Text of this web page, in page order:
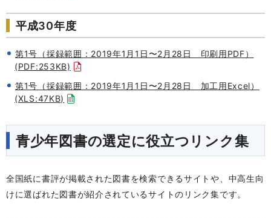
平成30年度
第1号（採録範囲：2019年1月1日〜2月28日 印刷用PDF）
(PDF:253KB)
第1号（採録範囲：2019年1月1日〜2月28日 加工用Excel）
(XLS:47KB)
青少年図書の選定に役立つリンク集
全国紙に書評が掲載された図書を検索できるサイトや、中高生向
けに選ばれた図書が紹介されているサイトのリンク集です。